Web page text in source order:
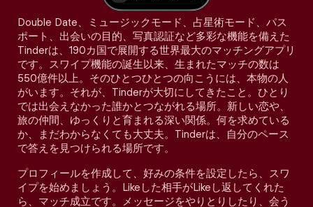
Double Date、ミュージックモード、占星術モード、パス
ポート、出会いの目的、写真認証など多彩な機能を備えた
Tinderは、190カ国で展開する世界最大のマッチングアプリ
です。スワイプ機能の誕生以来、生まれたマッチの数は
550億件以上。そのひとつひとつの向こうには、本物の人
がいます。それが、Tinderが大切にしてきたこと。ひとり
では出会えなかった誰かとつながれる場所。新しい恋や、
旅の仲間、ゆっくりと育まれる深い関係。何を求めている
か、まだわからなくても大丈夫。Tinderは、自分のペース
で答えを見つけられる場所です。
プロフィールを作成して、好みの条件を設定したら、スワ
イプを始めましょう。Likeした相手がLikeし返してくれた
ら、マッチ成立です。メッセージをやりとりしたり、会う